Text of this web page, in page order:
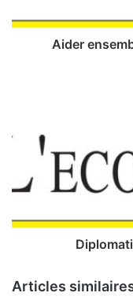
e
s
f
g
–
Aider
a
i
T
Articles